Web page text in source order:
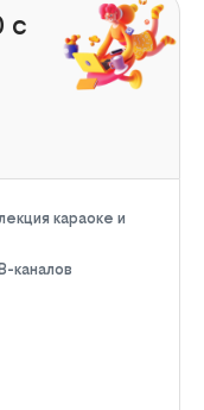
с
караоке и
каналов